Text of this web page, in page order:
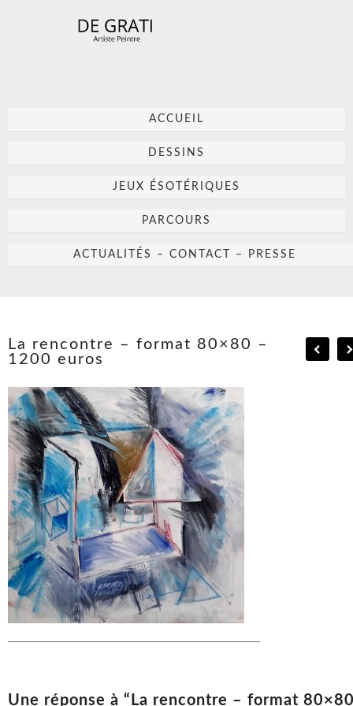
ACCUEIL
DESSINS
JEUX ÉSOTÉRIQUES
PARCOURS
ACTUALITÉS – CONTACT – PRESSE
La rencontre – format 80×80 –
1200 euros
Une réponse à “La rencontre – format